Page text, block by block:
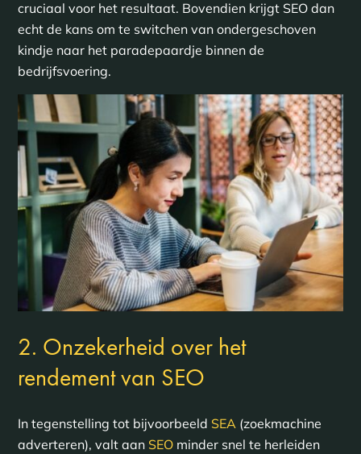
cruciaal voor het resultaat. Bovendien krijgt SEO dan
echt de kans om te switchen van ondergeschoven
kindje naar het paradepaardje binnen de
bedrijfsvoering.
2. Onzekerheid over het
rendement van SEO
In tegenstelling tot bijvoorbeeld SEA(zoekmachine
adverteren), valt aan SEOminder snel te herleiden